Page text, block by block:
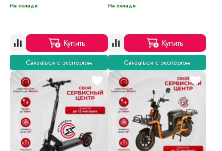
На складе
Купить
Связаться с экспертом
На складе
Купить
Связаться с экспертом